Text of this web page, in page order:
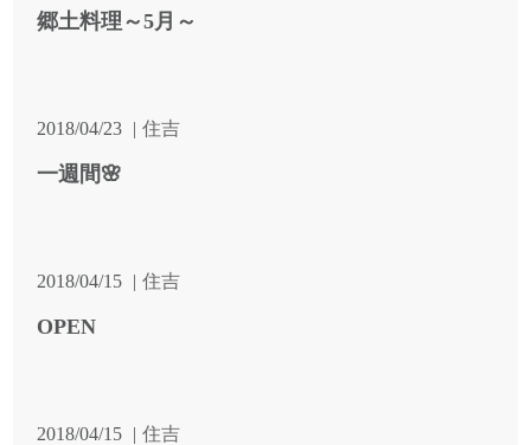
郷土料理～5月～
2018/04/23 住吉
一週間🌸
2018/04/15 住吉
OPEN
2018/04/15 住吉